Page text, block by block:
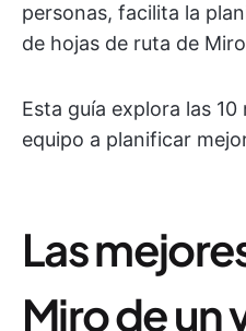
personas, facilita la
de hojas de ruta de
Esta guía explora las
equipo a planificar
Las
Miro de un